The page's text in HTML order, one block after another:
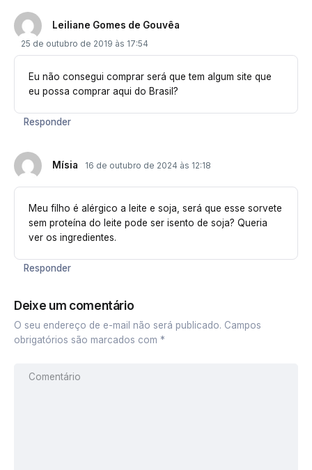
Leiliane Gomes de Gouvêa
25 de outubro de 2019 às 17:54
Eu não consegui comprar será que tem algum site que
eu possa comprar aqui do Brasil?
Responder
Mísia 16 de outubro de 2024 às 12:18
Meu filho é alérgico a leite e soja, será que esse sorvete
sem proteína do leite pode ser isento de soja? Queria
ver os ingredientes.
Responder
Deixe um comentário
O seu endereço de e-mail não será publicado. Campos
obrigatórios são marcados com *